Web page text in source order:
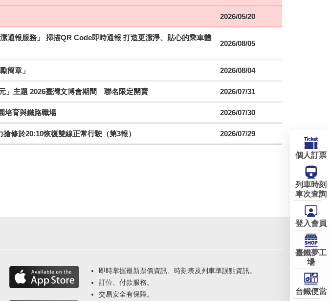
2026/05/20
通報服務」 掃描QR Code即時通報 打造更潔淨、貼心的乘車體
2026/08/05
簡章」 2026/08/04
」主題 2026臺灣文博會期間 聯名限定開賣 2026/07/31
培育與鐵路職場 2026/07/30
修於20:10恢復雙線正常行駛（第3報） 2026/07/29
即時掌握最新票價資訊、時刻表及列車準誤點資訊。
訂位、付款服務。
交易安全有保障。
個人訂票
列車時刻
車次查詢
登入會員
臺鐵夢工
場
台鐵便當